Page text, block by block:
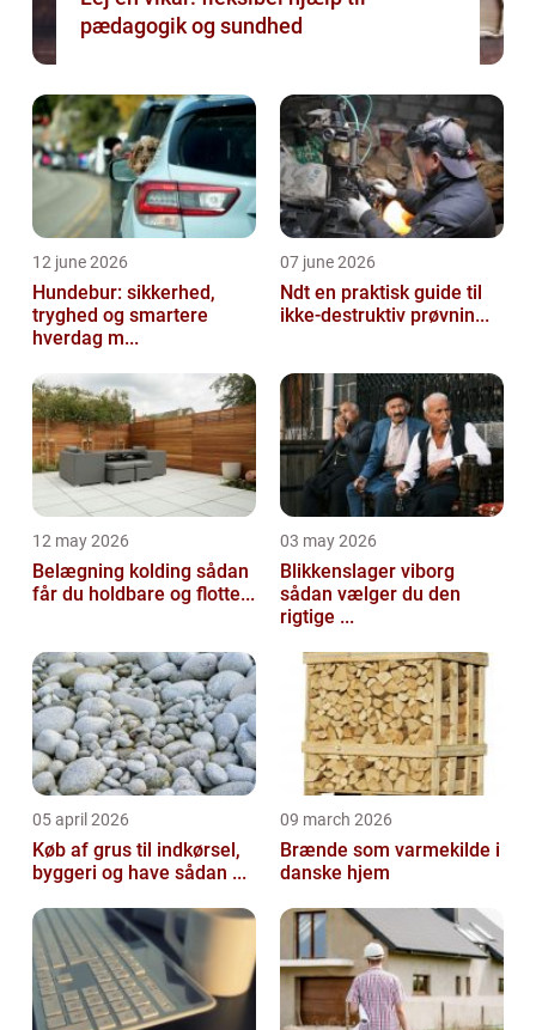
pædagogik og sundhed
12 june 2026
Hundebur: sikkerhed,
tryghed og smartere
hverdag m...
07 june 2026
Ndt en praktisk guide til
ikke-destruktiv prøvnin...
12 may 2026
Belægning kolding sådan
får du holdbare og flotte...
03 may 2026
Blikkenslager viborg
sådan vælger du den
rigtige ...
05 april 2026
Køb af grus til indkørsel,
byggeri og have sådan ...
09 march 2026
Brænde som varmekilde i
danske hjem